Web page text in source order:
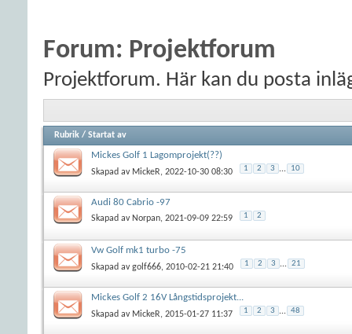
Forum: Projektforum
Projektforum. Här kan du posta
Rubrik / Startat av
Mickes Golf 1 Lagomprojekt(??)
Skapad av MickeR, 2022-10-30 08:30 1 2 3 ... 10
Audi 80 Cabrio -97
Skapad av Norpan, 2021-09-09 22:59 1 2
Vw Golf mk1 turbo -75
Skapad avgolf666, 2010-02-21 21:40 1 2 3 ... 21
Mickes Golf 2 16V Långstidsprojekt...
Skapad av MickeR, 2015-01-27 11:37 1 2 3 ... 48